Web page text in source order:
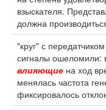
взыскателя.
должна
"круг" с
сигналы ошеломили:
влияющие на ход
менялась частота
фиксировалось